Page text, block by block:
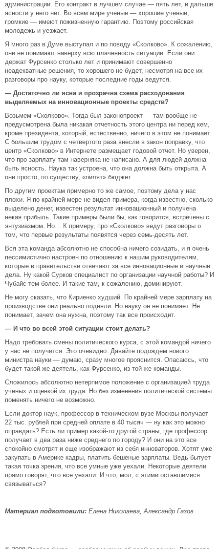
администрации. Его контракт в лучшем случае — пять лет, и дальше
ясности у него нет. Во всем мире ученые — хорошие ученые,
громкие — имеют пожизненную гарантию. Поэтому российская
молодежь и уезжает.
Я много раз в Думе выступал и по поводу «Сколково». К сожалению,
они не понимают наверху всю плачевность ситуации. Если они
держат Фурсенко столько лет и принимают совершенно
неадекватные решения, то хорошего не будет, несмотря на все их
разговоры про науку, которые последние годы ведутся.
— Достаточно ли ясна и прозрачна схема расходования
выделяемых на инновационные проекты средств?
Возьмем «Сколково». Тогда был законопроект — там вообще не
предусмотрена была никакая отчетность этого центра ни перед кем,
кроме президента, который, естественно, ничего в этом не понимает.
С большим трудом с четвертого раза внесли в закон поправку, что
центр «Сколково» в Интернете размещает годовой отчет. Но уверен,
что про зарплату там наверняка не написано. А для людей должна
быть ясность. Наука так устроена, что она должна быть открыта. А
они просто, по существу, «пилят» бюджет.
По другим проектам примерно то же самое, поэтому дела у нас
плохи. Я по крайней мере не видел примера, когда известно, сколько
выделено денег, известен результат инновационный и получена
некая прибыль. Такие примеры были бы, как говорится, встречены с
энтузиазмом. Но… К примеру, про «Сколково» ведут разговоры о
том, что первые результаты появятся через семь-десять лет.
Вся эта команда абсолютно не способна ничего созидать, и я очень
пессимистично настроен по отношению к нашим руководителям,
которые в правительстве отвечают за все инновационные и научные
дела. Ну какой Сурков специалист по организации научной работы? И
Чубайс тем более. И такие там, к сожалению, доминируют.
Не могу сказать, что Кириенко худший. По крайней мере зарплату на
производстве они реально подняли. Но науку он не понимает. Не
понимает, зачем она нужна, поэтому так все происходит.
— И что во всей этой ситуации стоит делать?
Надо требовать смены политического курса, с этой командой ничего
у нас не получится. Это очевидно. Давайте подождем нового
министра науки — думаю, сразу многое прояснится. Опасаюсь, что
будет такой же деятель, как Фурсенко, из той же команды.
Сложилось абсолютно нетерпимое положение с организацией труда
ученых и оценкой их труда. Но без изменения политической системы
поменять ничего не возможно.
Если доктор наук, профессор в техническом вузе Москвы получает
22 тыс. рублей при средней оплате в 40 тысяч — ну как это можно
оправдать? Есть ли пример какой-то другой страны, где профессор
получает в два раза ниже среднего по городу? И они на это все
спокойно смотрят и еще изображают из себя инноваторов. Хотят уже
закупать в Америке кадры, платить бешеные зарплаты. Ведь бытует
такая точка зрения, что все умные уже уехали. Некоторые деятели
прямо говорят, что все уехали. И что, мол, с этими оставшимися
связываться?
Материал подготовили: Елена Николаева, Александр Газов